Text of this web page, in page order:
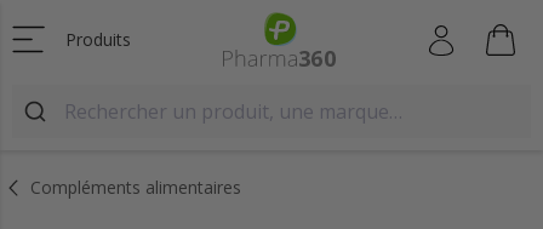
Produits
Compléments alimentaires